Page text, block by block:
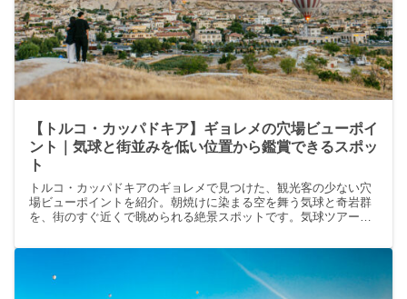
【トルコ・カッパドキア】ギョレメの穴場ビューポイ
ント｜気球と街並みを低い位置から鑑賞できるスポッ
ト
トルコ・カッパドキアのギョレメで見つけた、観光客の少ない穴
場ビューポイントを紹介。朝焼けに染まる空を舞う気球と奇岩群
を、街のすぐ近くで眺められる絶景スポットです。気球ツアーや
で、ロマンチックな時間を過ごせます。